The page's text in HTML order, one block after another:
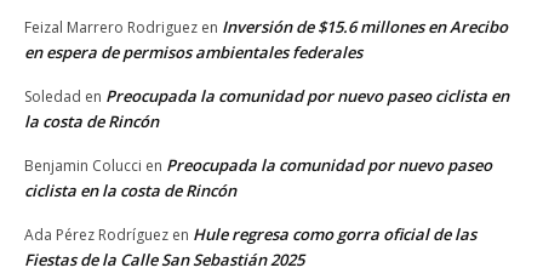
Feizal Marrero Rodriguez en Inversión de $15.6 millones en Arecibo
en espera de permisos ambientales federales
Soledad en Preocupada la comunidad por nuevo paseo ciclista en
la costa de Rincón
Benjamin Colucci en Preocupada la comunidad por nuevo paseo
ciclista en la costa de Rincón
Ada Pérez Rodríguez en Hule regresa como gorra oficial de las
Fiestas de la Calle San Sebastián 2025